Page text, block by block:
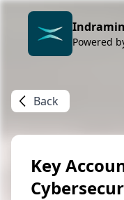
Powered
Back
Key